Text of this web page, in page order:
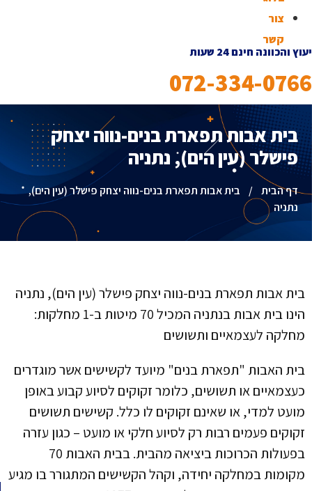
צור
קשר
יעוץ והכוונה חינם 24 שעות
072-334-0766
בית אבות תפארת בנים-נווה יצחק
פישלר (עין הים), נתניה
דף הבית / בית אבות תפארת בנים-נווה יצחק פישלר (עין הים),
נתניה
בית אבות תפארת בנים-נווה יצחק פישלר (עין הים), נתניה
הינו בית אבות בנתניה המכיל 70 מיטות ב-1 מחלקות:
מחלקה לעצמאיים ותשושים
בית האבות "תפארת בנים" מיועד לקשישים אשר מוגדרים
כעצמאיים או תשושים, כלומר זקוקים לסיוע קבוע באופן
מועט למדי, או שאינם זקוקים לו כלל. קשישים תשושים
זקוקים פעמים רבות רק לסיוע חלקי או מועט – כגון עזרה
בפעולות הכרוכות ביציאה מהבית. בבית האבות 70
מקומות במחלקה יחידה, וקהל הקשישים המתגורר בו מגיע